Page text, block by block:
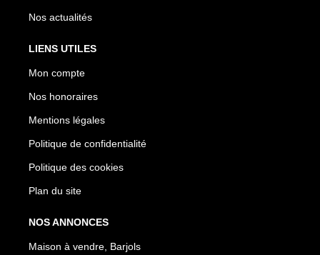
Nos actualités
LIENS UTILES
Mon compte
Nos honoraires
Mentions légales
Politique de confidentialité
Politique des cookies
Plan du site
NOS ANNONCES
Maison à vendre, Barjols